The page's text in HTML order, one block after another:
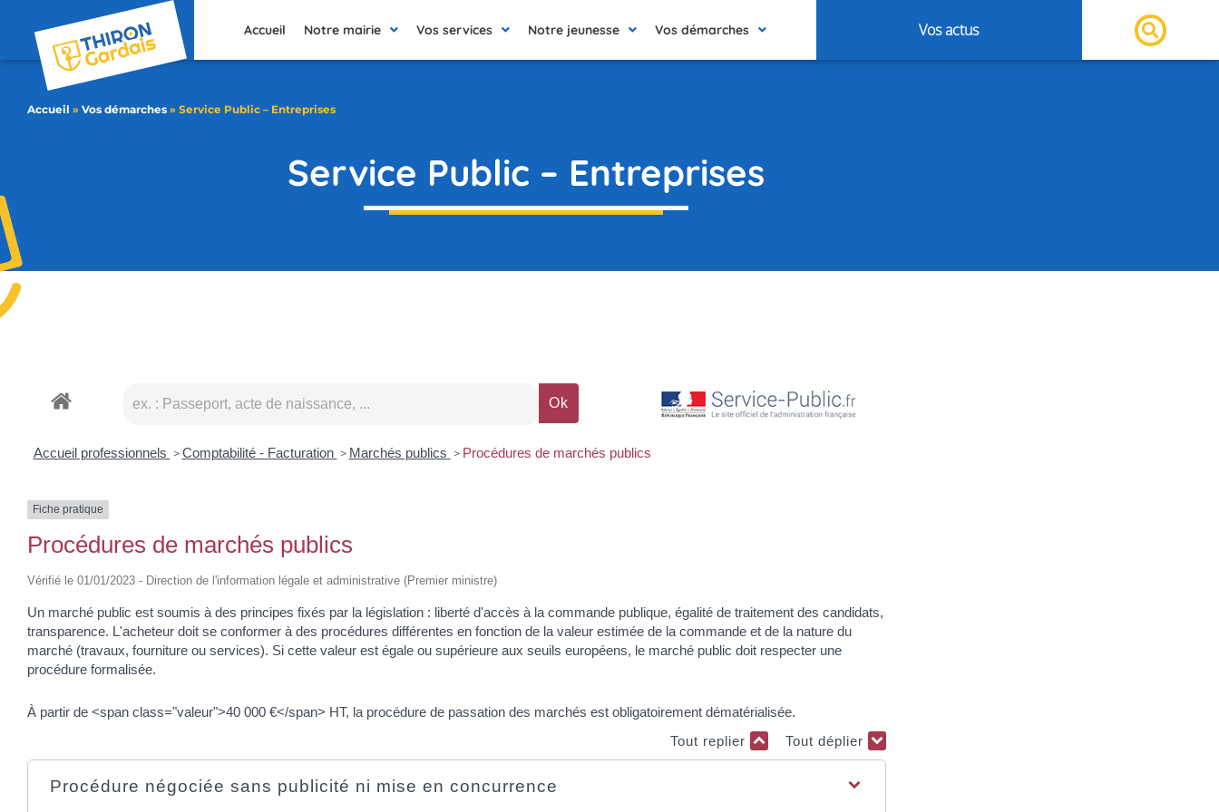
Accueil Notre mairie Vos services Notre jeunesse Vos démarches Vos actus
Accueil » Vos démarches » Service Public – Entreprises
Service Public – Entreprises
Accueil professionnels > Comptabilité - Facturation > Marchés publics > Procédures de marchés publics
Fiche pratique
Procédures de marchés publics
Vérifié le 01/01/2023 - Direction de l'information légale et administrative (Premier ministre)
Un marché public est soumis à des principes fixés par la législation : liberté d'accès à la commande publique, égalité de traitement des candidats,
transparence. L'acheteur doit se conformer à des procédures différentes en fonction de la valeur estimée de la commande et de la nature du
marché (travaux, fourniture ou services). Si cette valeur est égale ou supérieure aux seuils européens, le marché public doit respecter une
procédure formalisée.
À partir de <span class="valeur">40 000 €</span> HT, la procédure de passation des marchés est obligatoirement dématérialisée.
Tout replier
Tout déplier
Procédure négociée sans publicité ni mise en concurrence